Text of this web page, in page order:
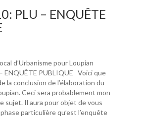
erPLU – ENQUÊTE
d’Urbanisme pour Loupian
ENQUÊTE PUBLIQUE Voici que
la conclusion de l’élaboration du
Ceci sera probablement mon
sujet. Il aura pour objet de vous
particulière qu’est l’enquête